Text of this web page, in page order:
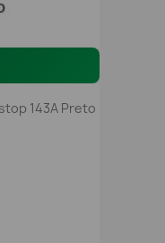
143A Preto